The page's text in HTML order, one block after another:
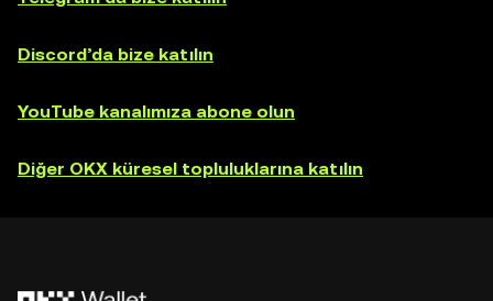
Discord’da bize katılın
YouTube kanalımıza abone olun
Diğer OKX küresel topluluklarına katılın